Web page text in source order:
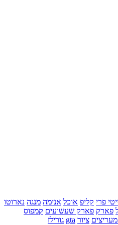
פרי קליפ אוכל אנימה מנגה נארוטו
פארק פארק שעשועים קמפוס
ציור gta גורילז